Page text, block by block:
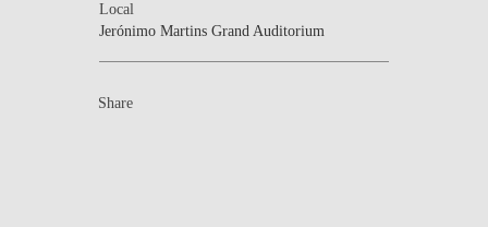
Local
Jerónimo Martins Grand Auditorium
Share